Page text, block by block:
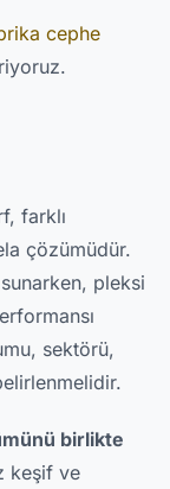
cephe
farklı
çözümüdür.
pleksi
sektörü,
birlikte
keşif ve